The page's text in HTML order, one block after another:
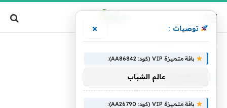
توصيات : ×
باقة متميزة VIP (كود: AA86842):
عالم الشباب
باقة متميزة VIP (كود: AA26790):